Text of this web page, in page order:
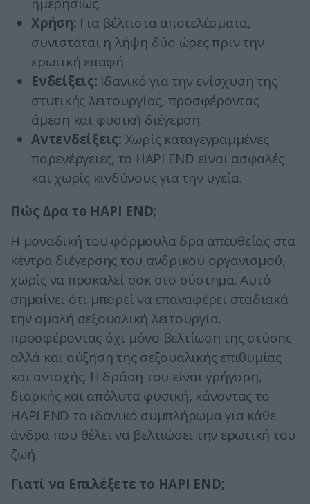
Χρήση: Για βέλτιστα αποτελέσματα,
συνιστάται η λήψη δύο ώρες πριν την
ερωτική επαφή.
Ενδείξεις: Ιδανικό για την ενίσχυση της
στυτικής λειτουργίας, προσφέροντας
άμεση και φυσική διέγερση.
Αντενδείξεις: Χωρίς καταγεγραμμένες
παρενέργειες, το HAPI END είναι ασφαλές
και χωρίς κινδύνους για την υγεία.
Πώς Δρα το HAPI END;
Η μοναδική του φόρμουλα δρα απευθείας στα
κέντρα διέγερσης του ανδρικού οργανισμού,
χωρίς να προκαλεί σοκ στο σύστημα. Αυτό
σημαίνει ότι μπορεί να επαναφέρει σταδιακά
την ομαλή σεξουαλική λειτουργία,
προσφέροντας όχι μόνο βελτίωση της στύσης
αλλά και αύξηση της σεξουαλικής επιθυμίας
και αντοχής. Η δράση του είναι γρήγορη,
διαρκής και απόλυτα φυσική, κάνοντας το
HAPI END το ιδανικό συμπλήρωμα για κάθε
άνδρα που θέλει να βελτιώσει την ερωτική του
ζωή.
Γιατί να Επιλέξετε το HAPI END;